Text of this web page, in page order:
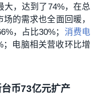
大，达到了74%，在总
的需求也全面回暖，
，占比30%； 消费电
；电脑相关营收环比增
币73亿元扩产